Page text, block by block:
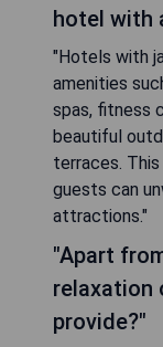
hotel with
"Hotels with
amenities
spas, fitness
beautiful
terraces.
guests can
attractions."
"Apart
relaxation
provide?"